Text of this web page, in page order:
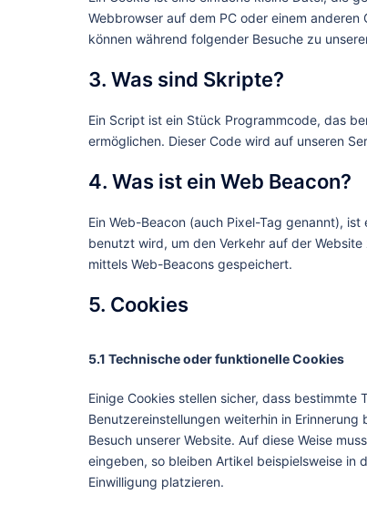
Webbrowser auf dem PC oder einem
können während folgender Besuche zu
3. Was sind Skripte?
Ein Script ist ein Stück Programmcode, das
ermöglichen. Dieser Code wird auf unseren
4. Was ist ein Web Beacon?
Ein Web-Beacon (auch Pixel-Tag genannt),
benutzt wird, um den Verkehr auf der
mittels Web-Beacons gespeichert.
5. Cookies
5.1 Technische oder funktionelle Cookies
Einige Cookies stellen sicher, dass
Benutzereinstellungen weiterhin in
Besuch unserer Website. Auf diese Weise
eingeben, so bleiben Artikel beispielsweise in
Einwilligung platzieren.